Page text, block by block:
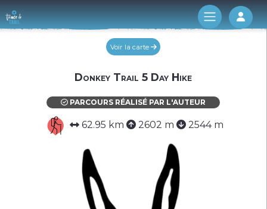
Log
Voir la carte
Donkey Trail 5 Day Hike
PARCOURS RÉALISÉ PAR L'AUTEUR
62.95 km 2602 m 2544 m